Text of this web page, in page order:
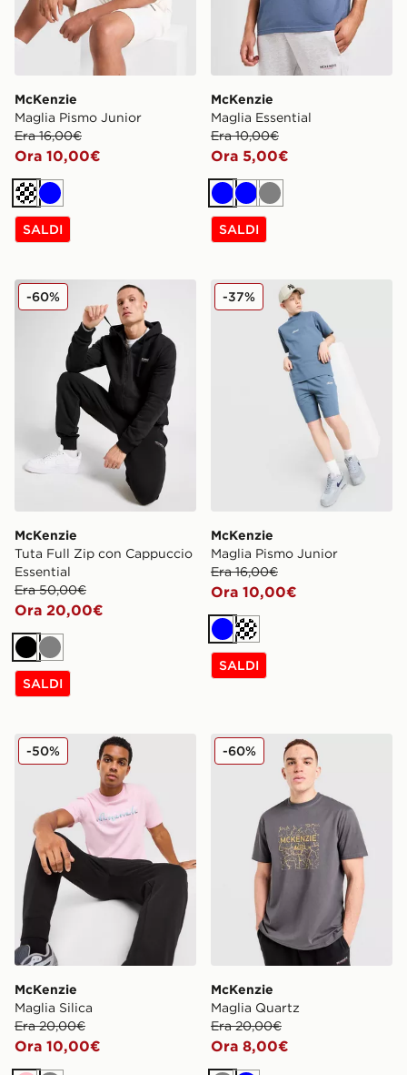
McKenzie
Maglia Pismo Junior
Era 16,00€
Ora 10,00€
Crema
Blu
SALDI
McKenzie
Maglia Essential
Era 10,00€
Ora 5,00€
BluBluGrigio
SALDI
McKenzie Tuta Full Zip con Cappuccio Essential
McKenzie
Tuta Full Zip con Cappuccio
Essential
Era 50,00€
Ora 20,00€
-60%
NeroGrigio
SALDI
McKenzie Maglia Pismo
McKenzie
Maglia Pismo Junior
Era 16,00€
Ora 10,00€
-37%
BluCrema
SALDI
McKenzie Maglia Silica
McKenzie
Maglia Silica
Era 20,00€
Ora 10,00€
-50% McKenzie Maglia Quartz
McKenzie
Maglia Quartz
Era 20,00€
Ora 8,00€
-60%